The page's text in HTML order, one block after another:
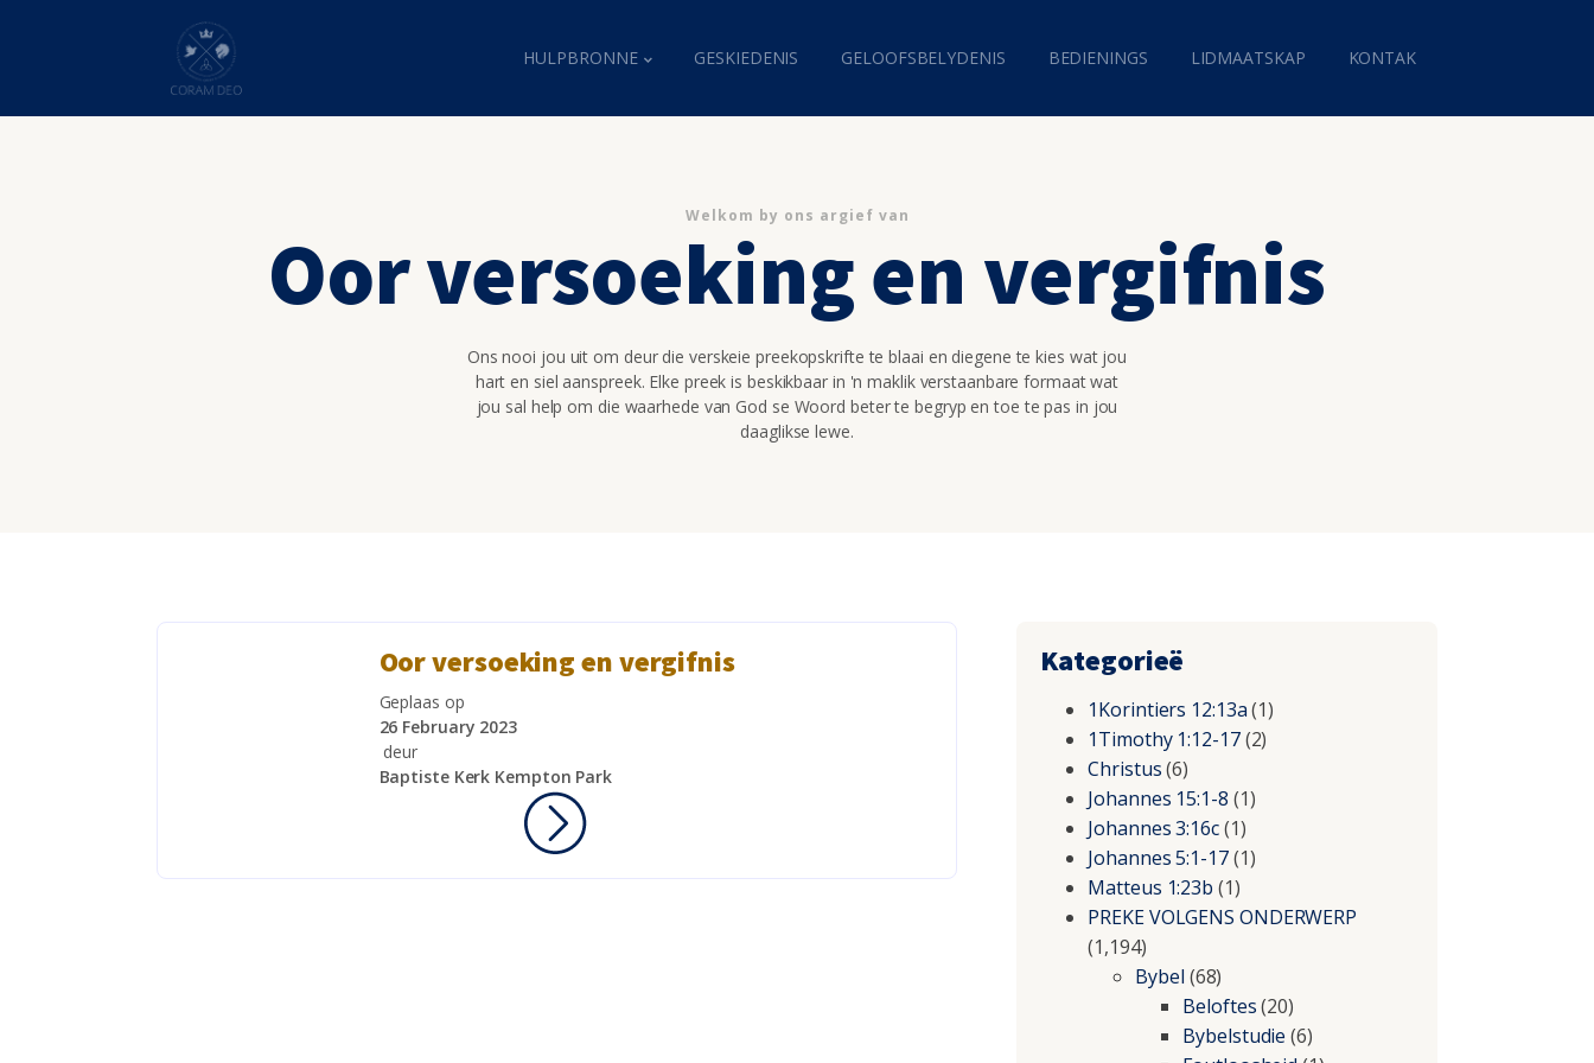
HULPBRONNE GESKIEDENIS GELOOFSBELYDENIS BEDIENINGS LIDMAATSKAP KONTAK
Welkom by ons argief van
Oor versoeking en vergifnis
Ons nooi jou uit om deur die verskeie preekopskrifte te blaai en diegene te kies wat jou
hart en siel aanspreek. Elke preek is beskikbaar in 'n maklik verstaanbare formaat wat
jou sal help om die waarhede van God se Woord beter te begryp en toe te pas in jou
daaglikse lewe.
Oor versoeking en vergifnis
Geplaas op
26 February 2023
deur
Baptiste Kerk Kempton Park
Kategorieë
1Korintiers 12:13a(1)
1Timothy 1:12-17(2)
Christus(6)
Johannes 15:1-8 (1)
Johannes 3:16c(1)
Johannes 5:1-17(1)
Matteus 1:23b (1)
PREKE VOLGENS ONDERWERP
(1,194)
Bybel (68)
Beloftes(20)
Bybelstudie (6)